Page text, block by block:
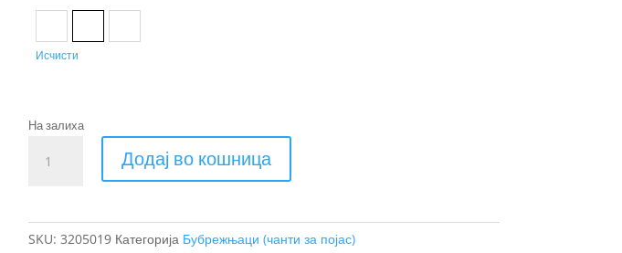
Исчисти
На залиха
Aion
Додај во кошница
SKU: 3205019 Категорија Бубрежњаци (чанти за појас)